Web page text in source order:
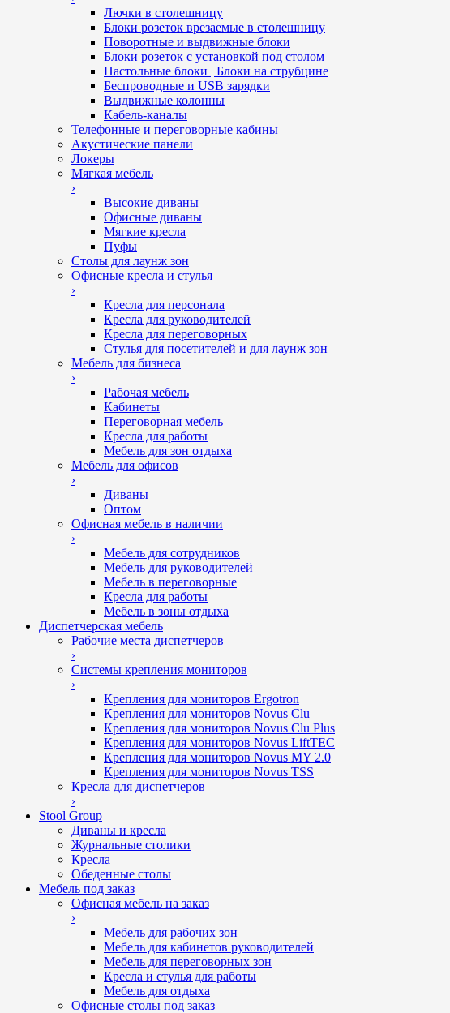
Лючки в столешницу
Блоки розеток врезаемые в столешницу
Поворотные и выдвижные блоки
Блоки розеток с установкой под столом
Настольные блоки | Блоки на струбцине
Беспроводные и USB зарядки
Выдвижные колонны
Кабель-каналы
Телефонные и переговорные кабины
Акустические панели
Локеры
Мягкая мебель
›
Высокие диваны
Офисные диваны
Мягкие кресла
Пуфы
Столы для лаунж зон
Офисные кресла и стулья
›
Кресла для персонала
Кресла для руководителей
Кресла для переговорных
Стулья для посетителей и для лаунж зон
Мебель для бизнеса
›
Рабочая мебель
Кабинеты
Переговорная мебель
Кресла для работы
Мебель для зон отдыха
Мебель для офисов
›
Диваны
Оптом
Офисная мебель в наличии
›
Мебель для сотрудников
Мебель для руководителей
Мебель в переговорные
Кресла для работы
Мебель в зоны отдыха
Диспетчерская мебель
Рабочие места диспетчеров
›
Системы крепления мониторов
›
Крепления для мониторов Ergotron
Крепления для мониторов Novus Clu
Крепления для мониторов Novus Clu Plus
Крепления для мониторов Novus LiftTEC
Крепления для мониторов Novus MY 2.0
Крепления для мониторов Novus TSS
Кресла для диспетчеров
›
Stool Group
Диваны и кресла
Журнальные столики
Кресла
Обеденные столы
Мебель под заказ
Офисная мебель на заказ
›
Мебель для рабочих зон
Мебель для кабинетов руководителей
Мебель для переговорных зон
Кресла и стулья для работы
Мебель для отдыха
Офисные столы под заказ